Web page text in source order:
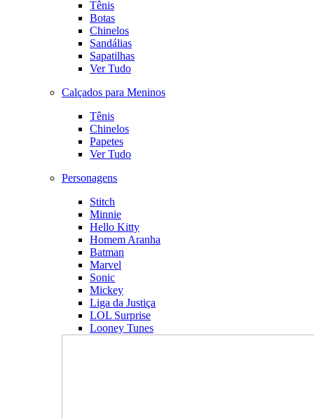
Tênis
Botas
Chinelos
Sandálias
Sapatilhas
Ver Tudo
Calçados para Meninos
Tênis
Chinelos
Papetes
Ver Tudo
Personagens
Stitch
Minnie
Hello Kitty
Homem Aranha
Batman
Marvel
Sonic
Mickey
Liga da Justiça
LOL Surprise
Looney Tunes